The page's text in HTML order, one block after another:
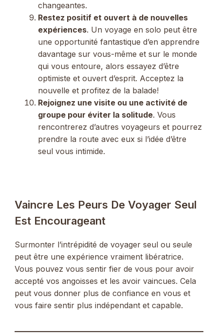
changeantes.
Restez positif et ouvert à de nouvelles
expériences. Un voyage en solo peut être
une opportunité fantastique d’en apprendre
davantage sur vous-même et sur le monde
qui vous entoure, alors essayez d’être
optimiste et ouvert d’esprit. Acceptez la
nouvelle et profitez de la balade!
Rejoignez une visite ou une activité de
groupe pour éviter la solitude. Vous
rencontrerez d’autres voyageurs et pourrez
prendre la route avec eux si l’idée d’être
seul vous intimide.
Vaincre Les Peurs De Voyager Seul
Est Encourageant
Surmonter l’intrépidité de voyager seul ou seule
peut être une expérience vraiment libératrice.
Vous pouvez vous sentir fier de vous pour avoir
accepté vos angoisses et les avoir vaincues. Cela
peut vous donner plus de confiance en vous et
vous faire sentir plus indépendant et capable.